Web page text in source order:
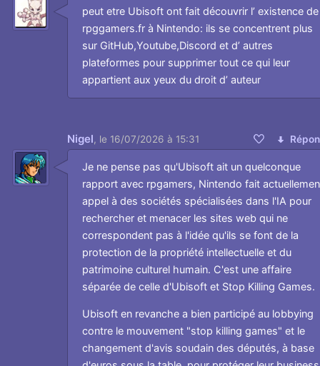
peut etre Ubisoft ont fait découvrir l’ existence de
rpggamers.fr à Nintendo: ils se concentrent plus
sur GitHub,Youtube,Discord et d’ autres
plateformes pour supprimer tout ce qui leur
appartient aux yeux du droit d’ auteur
Nigel, le 16/07/2026 à 15:31
Je ne pense pas qu'Ubisoft ait un quelconque
rapport avec rpgamers, Nintendo fait
appel à des sociétés spécialisées dans l'IA pour
rechercher et menacer les sites web qui ne
correspondent pas à l'idée qu'ils se font de la
protection de la propriété intellectuelle et du
patrimoine culturel humain. C'est une affaire
séparée de celle d'Ubisoft et Stop Killing Games.
Ubisoft en revanche a bien participé au lobbying
contre le mouvement "stop killing games" et le
changement d'avis soudain des députés, à base